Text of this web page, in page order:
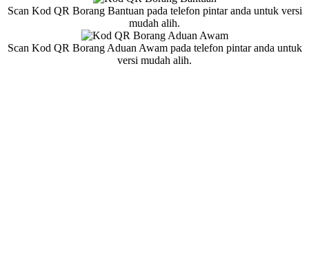
Scan Kod QR Borang Bantuan pada telefon pintar anda untuk versi
mudah alih.
Scan Kod QR Borang Aduan Awam pada telefon pintar anda untuk
versi mudah alih.